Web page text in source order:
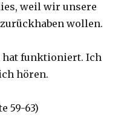
weil wir unsere
wollen.
funktioniert. Ich
hören.
59-63)